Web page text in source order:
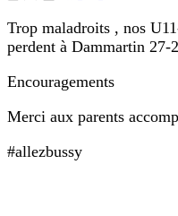
Trop maladroits , nos
perdent à Dammartin 27-
Encouragements
Merci aux parents
#allezbussy